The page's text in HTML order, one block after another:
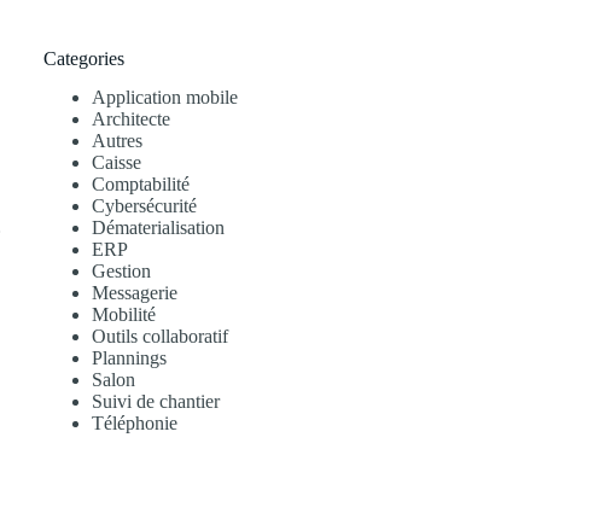
Categories
Application mobile
Architecte
Autres
Caisse
Comptabilité
Cybersécurité
Dématerialisation
ERP
Gestion
Messagerie
Mobilité
Outils collaboratif
Plannings
Salon
Suivi de chantier
Téléphonie